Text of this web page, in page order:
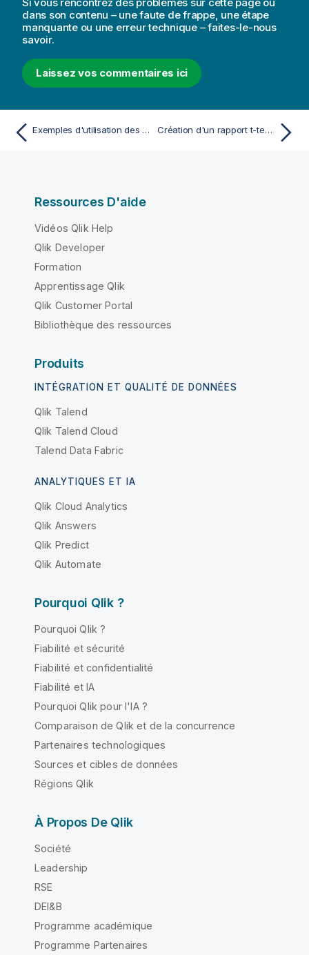
Si vous rencontrez des problèmes sur cette page ou
dans son contenu – une faute de frappe, une étape
manquante ou une erreur technique – faites-le-nous
savoir.
Laissez vos commentaires ici
Exemples d'utilisation des fonctions chi2-test dans les graphiques Création d'un rapport t-test type
Ressources D'aide
Vidéos Qlik Help
Qlik Developer
Formation
Apprentissage Qlik
Qlik Customer Portal
Bibliothèque des ressources
Produits
INTÉGRATION ET QUALITÉ DE DONNÉES
Qlik Talend
Qlik Talend Cloud
Talend Data Fabric
ANALYTIQUES ET IA
Qlik Cloud Analytics
Qlik Answers
Qlik Predict
Qlik Automate
Pourquoi Qlik ?
Pourquoi Qlik ?
Fiabilité et sécurité
Fiabilité et confidentialité
Fiabilité et IA
Pourquoi Qlik pour l'IA ?
Comparaison de Qlik et de la concurrence
Partenaires technologiques
Sources et cibles de données
Régions Qlik
À Propos De Qlik
Société
Leadership
RSE
DEI&B
Programme académique
Programme Partenaires